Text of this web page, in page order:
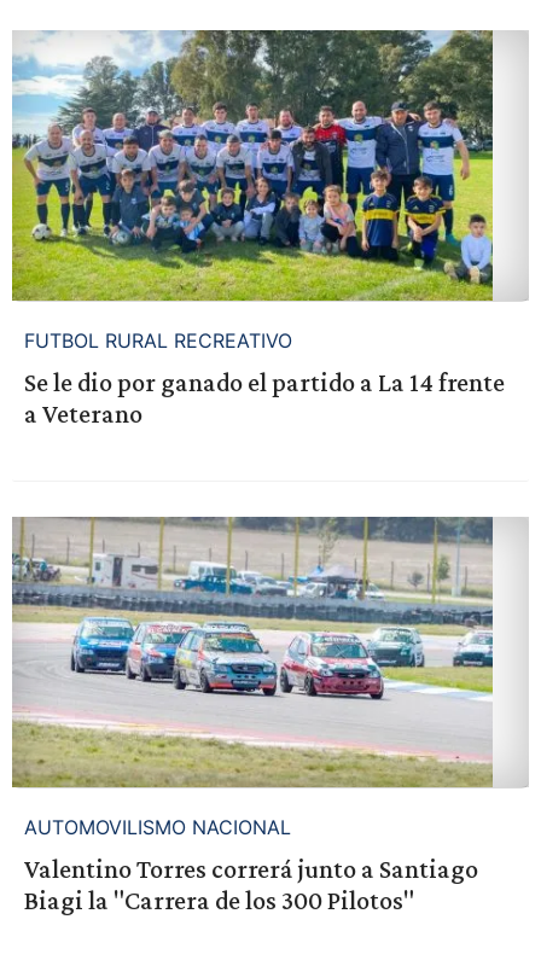
FUTBOL RURAL RECREATIVO
Se le dio por ganado el partido a La 14 frente
a Veterano
AUTOMOVILISMO NACIONAL
Valentino Torres correrá junto a Santiago
Biagi la "Carrera de los 300 Pilotos"